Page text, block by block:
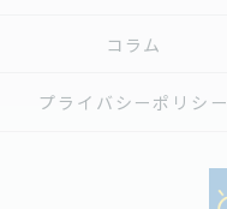
コラム
プライバシーポリシー